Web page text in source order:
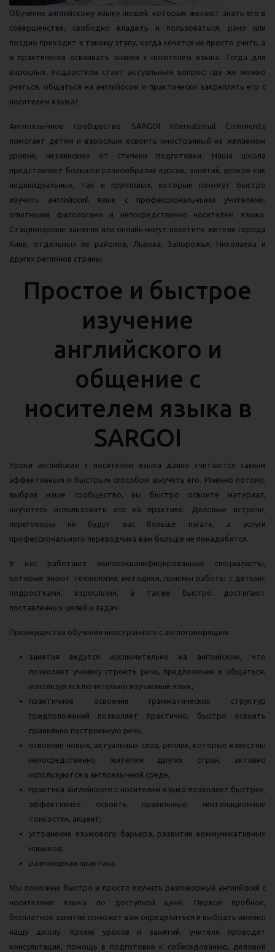
Обучение английскому языку людей, которые желают знать его в
совершенстве, свободно владеть и пользоваться, рано или
поздно приходит к такому этапу, когда хочется не просто учить, а
и практически осваивать знания с носителем языка. Тогда для
взрослых, подростков стает актуальным вопрос: где же можно
учиться, общаться на английском и практически закреплять его с
носителем языка?
Англоязычное сообщество SARGOI International Community
помогает детям и взрослым освоить иностранный на желаемом
уровне, независимо от степени подготовки. Наша школа
представляет большое разнообразие курсов, занятий, уроков как
индивидуальных, так и групповых, которые помогут быстро
изучить английский язык с профессиональными учителями,
опытными филологами и непосредственно носителем языка.
Стационарные занятия или онлайн могут посетить жители города
Киев, отдельных ее районов, Львова, Запорожья, Николаева и
других регионов страны.
Простое и быстрое
изучение
английского и
общение с
носителем языка в
SARGOI
Уроки английским с носителем языка давно считаются самым
эффективным и быстрым способом выучить его. Именно потому,
выбрав наше сообщество, вы быстро освоите материал,
научитесь использовать его на практике. Деловые встречи,
переговоры не будут вас больше пугать, а услуги
профессионального переводчика вам больше не понадобятся.
У нас работают высококвалифицированные специалисты,
которые знают технологии, методики, приемы работы с детьми,
подростками, взрослыми, а также быстро достигают
поставленных целей и задач.
Преимущества обучения иностранного с англоговорящим:
занятия ведутся исключительно на английском, что
позволяет ученику строить речь, предложение и общаться,
используя исключительно изучаемый язык;
практичное освоение грамматических структур
предположений позволяет практично, быстро освоить
правильно построенную речь;
освоение новых, актуальных слов, реплик, которые известны
непосредственно жителям других стран, активно
используются в англоязычной среде;
практика английского с носителем языка позволяет быстрее,
эффективнее освоить правильные «интонационные
тонкости», акцент;
устранение языкового барьера, развитие коммуникативных
навыков;
разговорная практика.
Мы поможем быстро и просто изучить разговорный английский с
носителями языка по доступной цене. Первое пробное,
бесплатное занятие поможет вам определиться и выбрать именно
нашу школу. Кроме уроков и занятий, учителя проводят
консультации, помощь в подготовке к собеседованию, деловой